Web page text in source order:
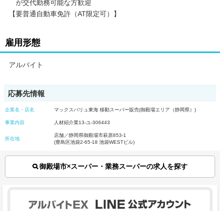
が交代勤務可能な方歓迎
【要普通自動車免許（AT限定可）】
雇用形態
アルバイト
応募先情報
企業名・店名 マックスバリュ東海 移動スーパー販売(御殿場エリア（静岡県）)
事業内容 人材紹介業13-ユ-306443
所在地
店舗／静岡県御殿場市萩原853-1
(豊島区池袋2-65-18 池袋WESTビル)
御殿場市×スーパー・業務スーパーの求人を探す